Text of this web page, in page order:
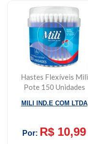
Hastes Flexíveis Mili
Pote 150 Unidades
MILI IND.E COM LTDA
Por: R$ 10,99